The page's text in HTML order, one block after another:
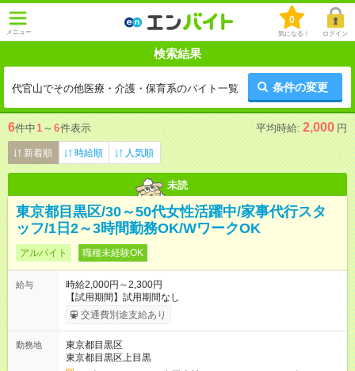
メニュー
0
気になる！ ログイン
検索結果
代官山でその他医療・介護・保育系のバイト一覧 条件の変更
6件中1 ～ 6件表示 平均時給: 2,000 円
新着順 時給順 人気順
未読
東京都目黒区/30～50代女性活躍中/家事代行スタ
ッフ/1日2～3時間勤務OK/WワークOK
アルバイト 職種未経験OK
給与
時給2,000円～2,300円
【試用期間】試用期間なし
交通費別途支給あり
勤務地
東京都目黒区
東京都目黒区上目黒